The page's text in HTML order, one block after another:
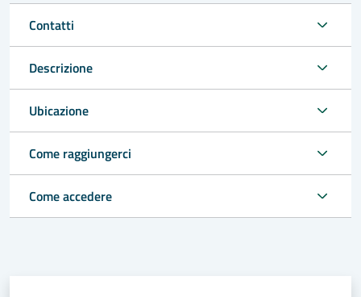
Contatti
Descrizione
Ubicazione
Come raggiungerci
Come accedere